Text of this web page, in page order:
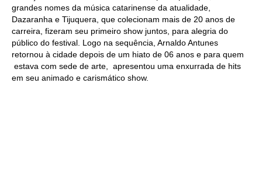
grandes nomes da música catarinense da atualidade,
Dazaranha e Tijuquera, que colecionam mais de 20 anos de
carreira, fizeram seu primeiro show juntos, para alegria do
público do festival. Logo na sequência, Arnaldo Antunes
retornou à cidade depois de um hiato de 06 anos e para quem
estava com sede de arte, apresentou uma enxurrada de hits
em seu animado e carismático show.